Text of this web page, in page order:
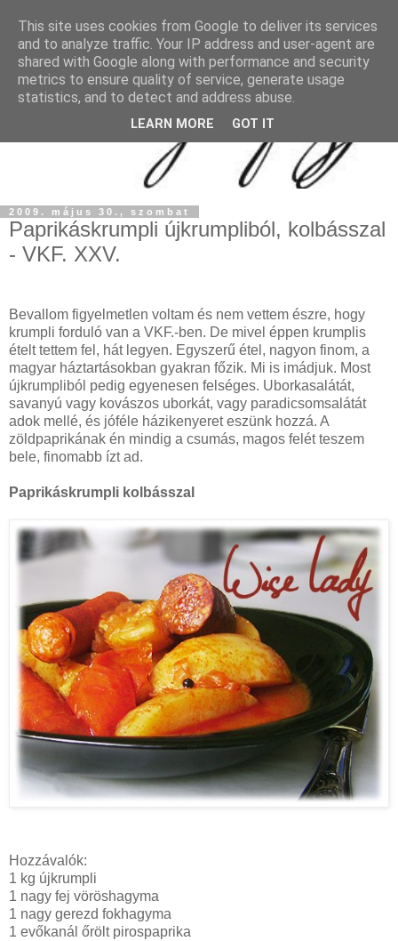
2009. május 30., szombat
Paprikáskrumpli újkrumpliból, kolbásszal
- VKF. XXV.
Bevallom figyelmetlen voltam és nem vettem észre, hogy
krumpli forduló van a VKF.-ben. De mivel éppen krumplis
ételt tettem fel, hát legyen. Egyszerű étel, nagyon finom, a
magyar háztartásokban gyakran főzik. Mi is imádjuk. Most
újkrumpliból pedig egyenesen felséges. Uborkasalátát,
savanyú vagy kovászos uborkát, vagy paradicsomsalátát
adok mellé, és jóféle házikenyeret eszünk hozzá. A
zöldpaprikának én mindig a csumás, magos felét teszem
bele, finomabb ízt ad.
Paprikáskrumpli kolbásszal
Hozzávalók:
1 kg újkrumpli
1 nagy fej vöröshagyma
1 nagy gerezd fokhagyma
1 evőkanál őrölt pirospaprika
This site uses cookies from Google to deliver its services
and to analyze traffic. Your IP address and user-agent are
shared with Google along with performance and security
metrics to ensure quality of service, generate usage
statistics, and to detect and address abuse.
LEARN MORE GOT IT